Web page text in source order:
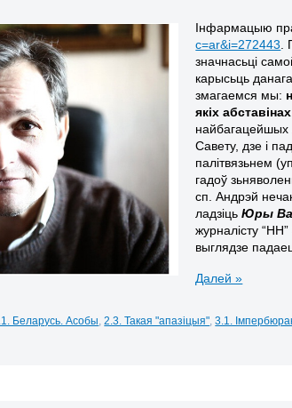
Інфармацыю
c=ar&i=272443
значнасьці
карысьць
змагаемся мы:
якіх абставінах
найбагацейшых
Савету, дзе і
палітвязьнем
гадоў
сп. Андрэй
ладзіцьЮры
журналісту “НН”
выглядзе
Далей »
Беларусь. Асобы ,2.3. Такая "апазіцыя" ,3.1.